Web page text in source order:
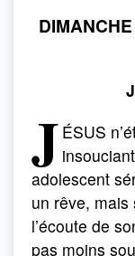
J ÉSUS
adolescent
un rêve,
l’écoute de
pas moins